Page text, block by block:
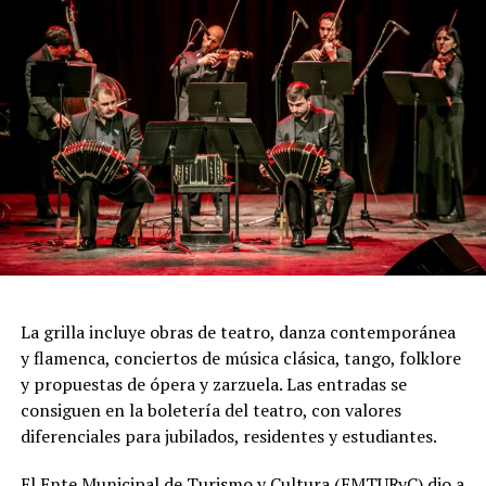
Incluye más de diez cambios de vestuario, un cuidado
diseño lumínico y escenas donde las diagonales, las
acrobacias, los firuletes y las coreografías
perfectamente sincronizadas convierten cada cuadro en
una demostración de virtuosismo, sensibilidad y trabajo
colectivo.
"Queremos que quienes todavía no conocen Tango
Furia descubran por qué el tango puede emocionar a
todas las generaciones. Y que quienes ya vivieron una de
nuestras funciones tengan ganas de volver, porque cada
función hay meses de ensayo y un enorme trabajo en
equipo para emocionar y sorprender al
público", expresa Emmanuel Marín.
La grilla incluye obras de teatro, danza contemporánea
y flamenca, conciertos de música clásica, tango, folklore
y propuestas de ópera y zarzuela. Las entradas se
consiguen en la boletería del teatro, con valores
diferenciales para jubilados, residentes y estudiantes.